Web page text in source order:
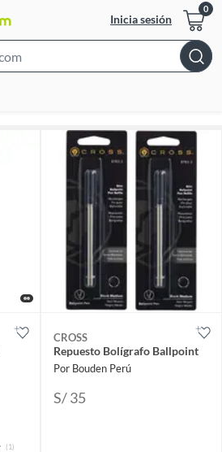
Inicia sesión
Bar
(1)
CROSS
Repuesto Bolígrafo Ballpoint
Por Bouden Perú
S/ 35